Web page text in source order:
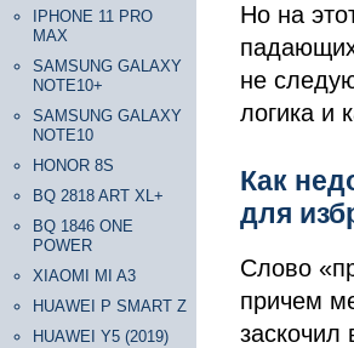
IPHONE 11 PRO
MAX
SAMSUNG GALAXY
NOTE10+
SAMSUNG GALAXY
NOTE10
HONOR 8S
BQ 2818 ART XL+
BQ 1846 ONE
POWER
XIAOMI MI A3
HUAWEI P SMART Z
HUAWEI Y5 (2019)
Но на
не
логика и
Как
для
Слово
причем
заскочил